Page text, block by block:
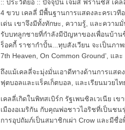
:: ประวัติย่อ :: ปัจจุบัน เจมส์ ฟรานซิส เค
4 ขวบ เคลลี่ มีพื้นฐานการแสดงละครเวที
เด่น เขาจึงมีทั้งทักษะ, ความรู้, และความ
รับบทลูกชายที่กำลังมีปัญหาของเพื่อนบ้าน
ร็อคกี้ ราชากำปั้น...ทุบสังเวียน จะเป็นภ
7th Heaven, On Common Ground’, และ
ถึงแม้เคลลี่จะมุ่งมั่นเอาดีทางด้านการแส
ฟุตบอลและแร็คเก็ตบอล, และเรียนมวยไ
เคลลี่เกิดในพิทสเบิร์ก รัฐเพนซิลเวเนีย
เมืองอเมริกัน กับคุณพ่อชาวไอริชที่เป็นชน
การอุปถัมภ์เป็นสมาชิกเผ่า Crow และมีชื่